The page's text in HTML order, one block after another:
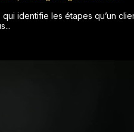
identifie les étapes qu’un